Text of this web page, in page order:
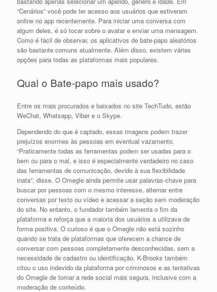
“Cenários” você pode ter acesso aos usuários que estiveram
online no app recentemente. Para iniciar uma conversa com
algum deles, é só tocar sobre o avatar e enviar uma mensagem.
Como é fácil de observar, os aplicativos de bate-papo aleatórios
são bastante comuns atualmente. Além disso, existem várias
opções para todas as plataformas mais populares.
Qual o Bate-papo mais usado?
Entre os mais procurados e baixados no site TechTudo, estão
WeChat, Whatsapp, Viber e o Skype.
Dependendo do que é captado, essas imagens podem trazer
prejuízos enormes às pessoas em eventual vazamento.
“Praticamente todas as ferramentas podem ser usadas para o
bem ou para o mal, e isso é especialmente verdadeiro no caso
das ferramentas de comunicação, devido à sua flexibilidade
inata”, disse. O Omegle ainda permite usar palavras-chave para
buscar por pessoas com o mesmo interesse, alternar entre
conversas por texto ou vídeo e acessar a seção sem moderação
do site. No entanto, o fundador também lamenta o fim da
plataforma e reforça que a maioria dos usuários a utilizava de
forma positiva. O curioso é que o Omegle não está sozinho
quando se trata de plataformas que oferecem a chance de
conversar com pessoas completamente desconhecidas, sem a
necessidade de cadastro ou identificação. K-Brooks também
citou o uso indevido da plataforma por criminosos e as tentativas
do Omegle de tornar a rede social mais segura, inclusive com a
moderação de conteúdo.